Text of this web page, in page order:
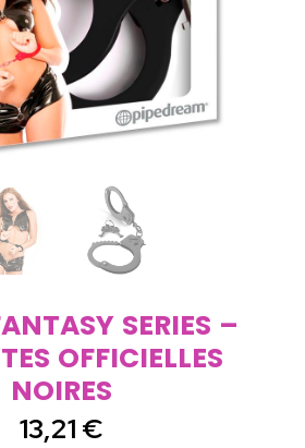
SERIES –
OFFICIELLES
NOIRES
13,21 €